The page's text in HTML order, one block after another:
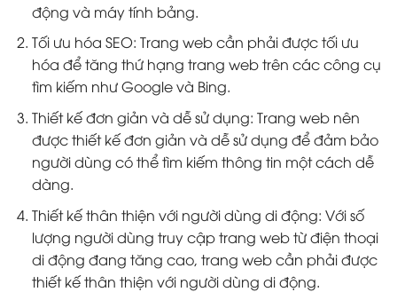
động và máy tính bảng.
Tối ưu hóa SEO: Trang web cần phải được tối ưu
hóa để tăng thứ hạng trang web trên các công cụ
tìm kiếm như Google và Bing.
Thiết kế đơn giản và dễ sử dụng: Trang web nên
được thiết kế đơn giản và dễ sử dụng để đảm bảo
người dùng có thể tìm kiếm thông tin một cách dễ
dàng.
Thiết kế thân thiện với người dùng di động: Với số
lượng người dùng truy cập trang web từ điện thoại
di động đang tăng cao, trang web cần phải được
thiết kế thân thiện với người dùng di động.